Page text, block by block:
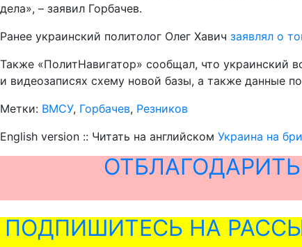
дела», – заявил Горбачев.
Ранее украинский политолог Олег Хавич заявлял о
Также «ПолитНавигатор» сообщал, что украинский
и видеозаписях схему новой базы, а также данные
Метки: ВМСУ, Горбачев, Резников
English version :: Читать на английском Украина на
ПОДПИШИТЕСЬ НА